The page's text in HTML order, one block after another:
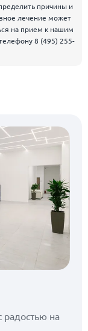
причины и
лечение может
на прием к нашим
8 (495) 255-
радостью на